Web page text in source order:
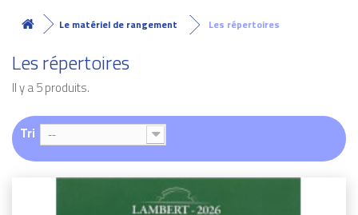
Le matériel de rangement Les répertoires
Les répertoires
Il y a 5 produits.
Tri --